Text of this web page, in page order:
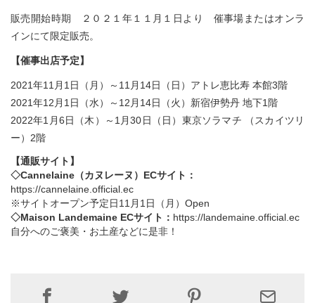
販売開始時期 ２０２１年１１月１日より 催事場またはオンラ
インにて限定販売。
【催事出店予定】
2021年11月1⽇（月）～11月14⽇（⽇）アトレ恵比寿 本館3階
2021年12月1⽇（水）～12月14⽇（火）新宿伊勢丹 地下1階
2022年1月6⽇（木）～1月30⽇（⽇）東京ソラマチ （スカイツリ
ー）2階
【通販サイト】
◇Cannelaine（カヌレーヌ）ECサイト：
https://cannelaine.official.ec
※サイトオープン予定⽇11月1⽇（月）Open
◇Maison Landemaine ECサイト： https://landemaine.official.ec
自分へのご褒美・お土産などに是非！